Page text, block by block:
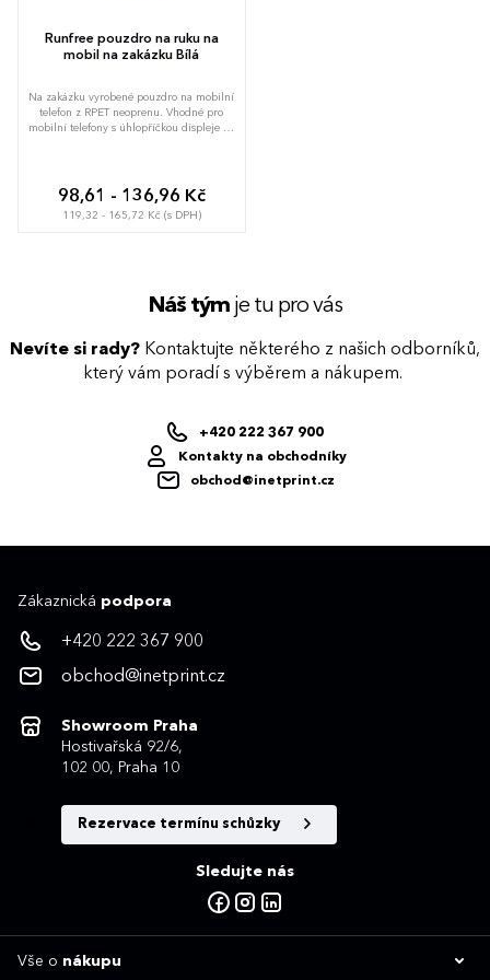
Runfree pouzdro na ruku na
mobil na zakázku Bílá
Na zakázku vyrobené pouzdro na mobilní
telefon z RPET neoprenu. Vhodné pro
mobilní telefony s úhlopříčkou displeje až
98,61 - 136,96 Kč
119,32 - 165,72 Kč (s DPH)
Náš týmje tu pro vás
Nevíte si rady? Kontaktujte některého z našich odborníků,
který vám poradí s výběrem a nákupem.
+420 222 367 900
Kontakty na obchodníky
obchod@inetprint.cz
Zákaznická podpora
+420 222 367 900
obchod@inetprint.cz
Showroom Praha
Hostivařská 92/6,
102 00, Praha 10
Rezervace termínu schůzky
Sledujte nás
Vše o nákupu